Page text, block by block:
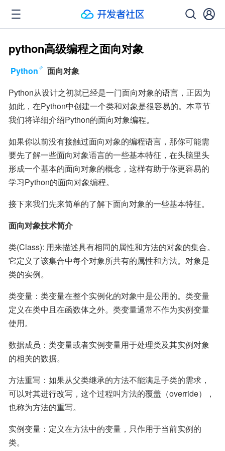
python高级编程之面向对象
Python
面向对象
Python从设计之初就已经是一门面向对象的语言，正因为
如此，在Python中创建一个类和对象是很容易的。本章节
我们将详细介绍Python的面向对象编程。
如果你以前没有接触过面向对象的编程语言，那你可能需
要先了解一些面向对象语言的一些基本特征，在头脑里头
形成一个基本的面向对象的概念，这样有助于你更容易的
学习Python的面向对象编程。
接下来我们先来简单的了解下面向对象的一些基本特征。
面向对象技术简介
类(Class): 用来描述具有相同的属性和方法的对象的集合。
它定义了该集合中每个对象所共有的属性和方法。对象是
类的实例。
类变量：类变量在整个实例化的对象中是公用的。类变量
定义在类中且在函数体之外。类变量通常不作为实例变量
使用。
数据成员：类变量或者实例变量用于处理类及其实例对象
的相关的数据。
方法重写：如果从父类继承的方法不能满足子类的需求，
可以对其进行改写，这个过程叫方法的覆盖（override），
也称为方法的重写。
实例变量：定义在方法中的变量，只作用于当前实例的
类。